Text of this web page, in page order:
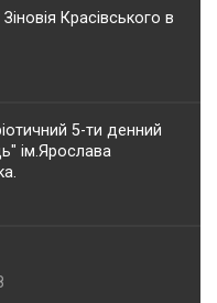
Красівського в
5-ти денний
ім.Ярослава